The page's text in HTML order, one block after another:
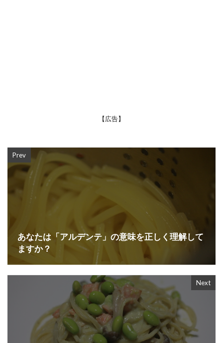
【広告】
Prev
あなたは「アルデンテ」の意味を正しく理解して
ますか？
Next